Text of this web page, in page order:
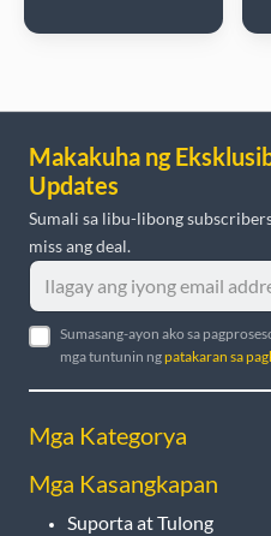
Makakuha ng
Updates
Sumali sa libu-libong
miss ang deal.
Sumasang-ayon ako sa
mga tuntunin ngpatakaran sa
Mga Kategorya
Mga Kasangkapan
Suporta at Tulong